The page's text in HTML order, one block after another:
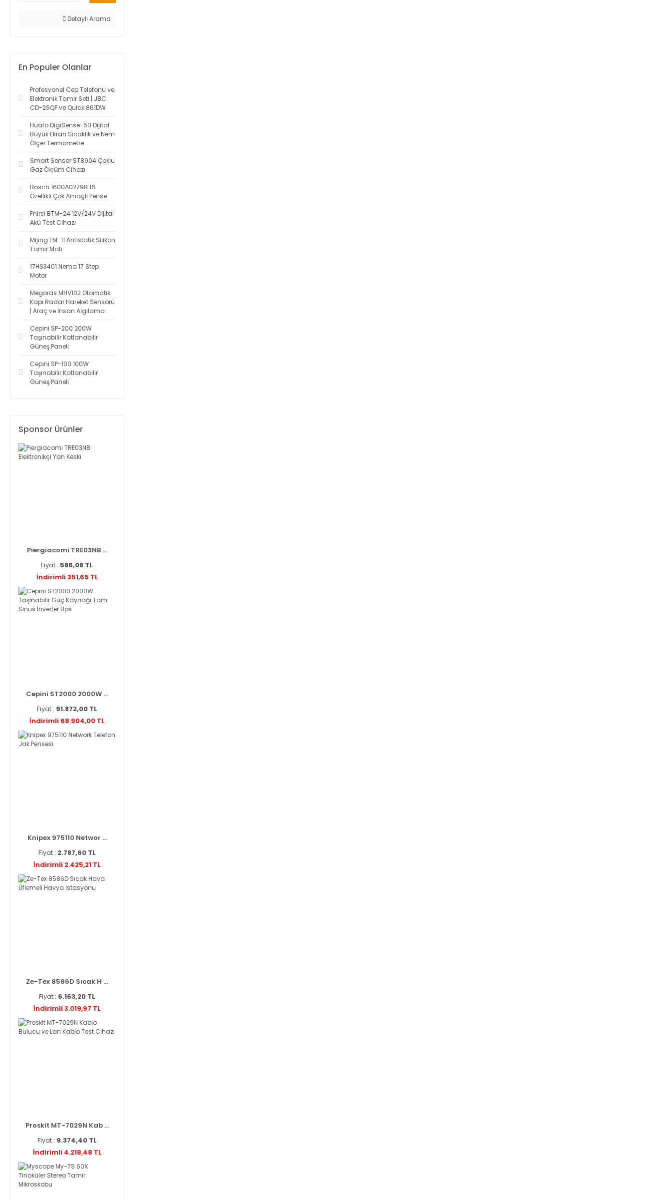
Detaylı Arama
En Populer Olanlar
Profesyonel Cep Telefonu ve
Elektronik Tamir Seti | JBC
CD-2SQF ve Quick 861DW
Huato DigiSense-50 Dijital
Büyük Ekran Sıcaklık ve Nem
Ölçer Termometre
Smart Sensor ST8904 Çoklu
Gaz Ölçüm Cihazı
Bosch 1600A02Z98 16
Özellikli Çok Amaçlı Pense
Fnirsi BTM-24 12V/24V Dijital
Akü Test Cihazı
Mijing FM-11 Antistatik Silikon
Tamir Matı
17HS3401 Nema 17 Step
Motor
Megoras MHV102 Otomatik
Kapı Radar Hareket Sensörü
| Araç ve İnsan Algılama
Cepini SP-200 200W
Taşınabilir Katlanabilir
Güneş Paneli
Cepini SP-100 100W
Taşınabilir Katlanabilir
Güneş Paneli
Sponsor Ürünler
Piergiacomi TRE03NB ...
Fiyat : 586,08 TL
İndirimli 351,65 TL
Cepini ST2000 2000W ...
Fiyat : 91.872,00 TL
İndirimli 68.904,00 TL
Knipex 975110 Networ ...
Fiyat : 2.787,60 TL
İndirimli 2.425,21 TL
Ze-Tex 8586D Sıcak H ...
Fiyat : 6.163,20 TL
İndirimli 3.019,97 TL
Proskit MT-7029N Kab ...
Fiyat : 9.374,40 TL
İndirimli 4.218,48 TL